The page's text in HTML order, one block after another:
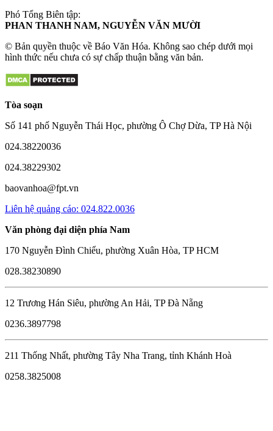
Phó Tổng Biên tập:
PHAN THANH NAM, NGUYỄN VĂN MƯỜI
© Bản quyền thuộc về Báo Văn Hóa. Không sao chép dưới mọi
hình thức nếu chưa có sự chấp thuận bằng văn bản.
Tòa soạn
Số 141 phố Nguyễn Thái Học, phường Ô Chợ Dừa, TP Hà Nội
024.38220036
024.38229302
baovanhoa@fpt.vn
Liên hệ quảng cáo: 024.822.0036
Văn phòng đại diện phía Nam
170 Nguyễn Đình Chiểu, phường Xuân Hòa, TP HCM
028.38230890
12 Trương Hán Siêu, phường An Hải, TP Đà Nẵng
0236.3897798
211 Thống Nhất, phường Tây Nha Trang, tỉnh Khánh Hoà
0258.3825008